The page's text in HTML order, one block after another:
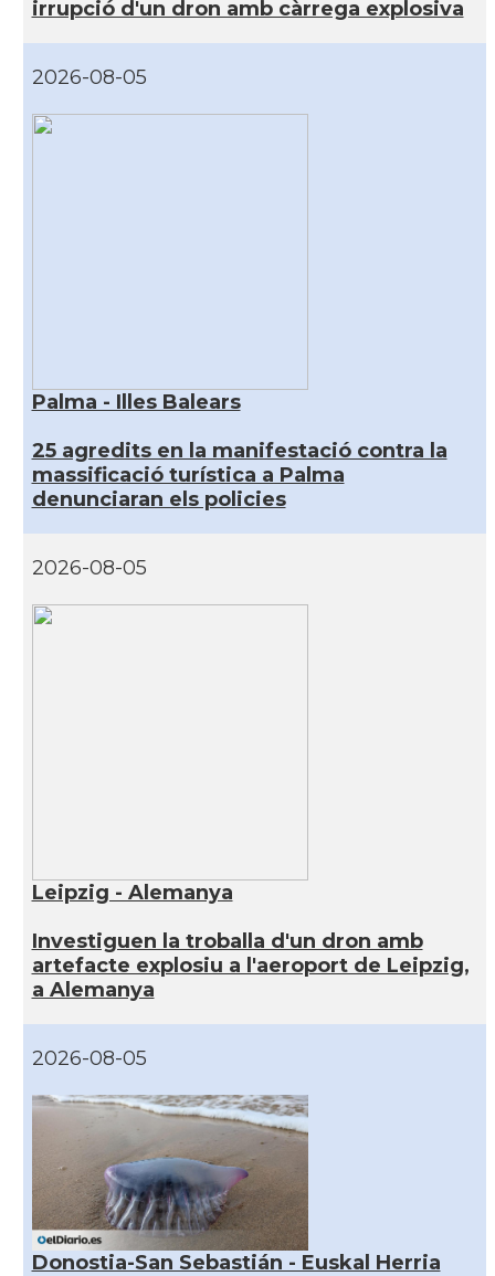
irrupció d'un dron amb càrrega explosiva
2026-08-05
Palma - Illes Balears
25 agredits en la manifestació contra la
massificació turística a Palma
denunciaran els policies
2026-08-05
Leipzig - Alemanya
Investiguen la troballa d'un dron amb
artefacte explosiu a l'aeroport de Leipzig,
a Alemanya
2026-08-05
Donostia-San Sebastián - Euskal Herria